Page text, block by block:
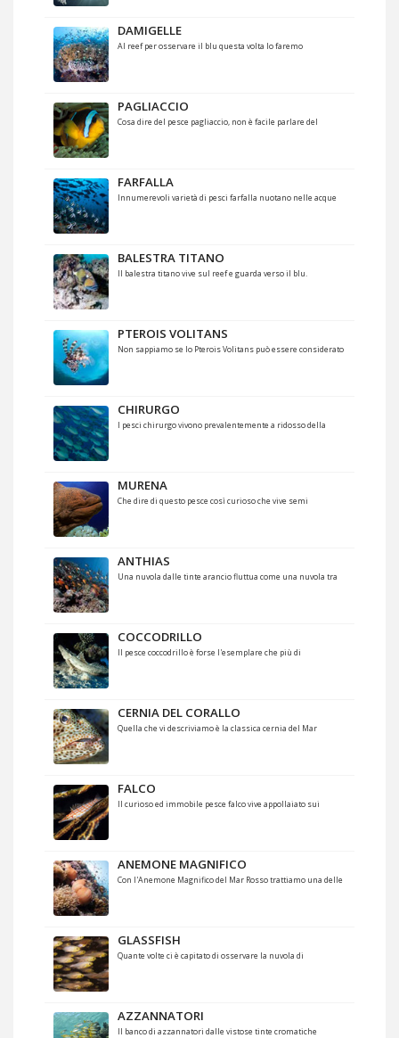
DAMIGELLE
Al reef per osservare il blu questa volta lo faremo
PAGLIACCIO
Cosa dire del pesce pagliaccio, non è facile parlare del
FARFALLA
Innumerevoli varietà di pesci farfalla nuotano nelle acque
BALESTRA TITANO
Il balestra titano vive sul reef e guarda verso il blu.
PTEROIS VOLITANS
Non sappiamo se lo Pterois Volitans può essere considerato
CHIRURGO
I pesci chirurgo vivono prevalentemente a ridosso della
MURENA
Che dire di questo pesce così curioso che vive semi
ANTHIAS
Una nuvola dalle tinte arancio fluttua come una nuvola tra
COCCODRILLO
Il pesce coccodrillo è forse l'esemplare che più di
CERNIA DEL CORALLO
Quella che vi descriviamo è la classica cernia del Mar
FALCO
Il curioso ed immobile pesce falco vive appollaiato sui
ANEMONE MAGNIFICO
Con l'Anemone Magnifico del Mar Rosso trattiamo una delle
GLASSFISH
Quante volte ci è capitato di osservare la nuvola di
AZZANNATORI
Il banco di azzannatori dalle vistose tinte cromatiche